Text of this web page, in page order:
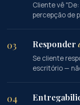
Cliente vê
percepção de
03 Responder
Se cliente
escritório —
04